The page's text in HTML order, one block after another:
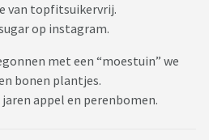
van topfitsuikervrij.
op instagram.
met een “moestuin” we
bonen plantjes.
appel en perenbomen.